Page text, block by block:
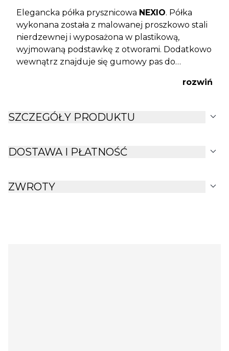
Elegancka półka prysznicowa NEXIO. Półka
wykonana została z malowanej proszkowo stali
nierdzewnej i wyposażona w plastikową,
wyjmowaną podstawkę z otworami. Dodatkowo
wewnątrz znajduje się gumowy pas do
doskonale sprawdzi się w każdej łazience,
szczególnie z innymi akcesoriami łazienkowymi
rozwiń
SZCZEGÓŁY PRODUKTU expand_more
DOSTAWA I PŁATNOŚĆ expand_more
ZWROTY expand_more